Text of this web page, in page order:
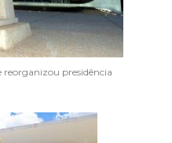
reorganizou presidência